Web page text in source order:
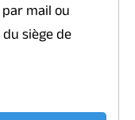
mail ou
siège de